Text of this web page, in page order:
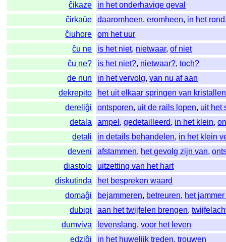
ĉikaze
in het onderhavige geval
ĉirkaŭe
daaromheen,eromheen, in het rond
ĉiuhore
om het uur
ĉu ne
is het niet, nietwaar,of niet
ĉu ne?
is het niet?, nietwaar?,toch?
de nun
in het vervolg,van nu af aan
dekrepito
het uit elkaar springen van kristallen
dereliĝi
ontsporen, uit de rails lopen, uit het
detala
ampel ,gedetailleerd, in het klein,
detali
in details behandelen, in het klein
deveni
afstammen, het gevolg zijn van,
diastolo
uitzetting van het hart
diskutinda
het bespreken waard
domaĝi
bejammeren, betreuren, het
dubigi
aan het twijfelen brengen,
dumviva
levenslang,voor het leven
edziĝi
in het huwelijk treden,trouwen